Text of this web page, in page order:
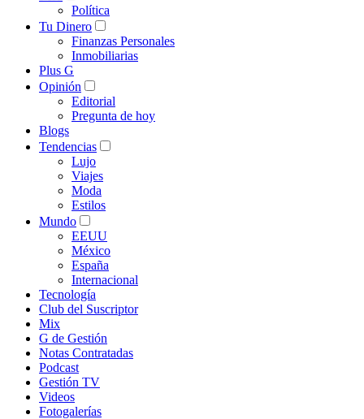
Política
Tu Dinero
Finanzas Personales
Inmobiliarias
Plus G
Opinión
Editorial
Pregunta de hoy
Blogs
Tendencias
Lujo
Viajes
Moda
Estilos
Mundo
EEUU
México
España
Internacional
Tecnología
Club del Suscriptor
Mix
G de Gestión
Notas Contratadas
Podcast
Gestión TV
Videos
Fotogalerías